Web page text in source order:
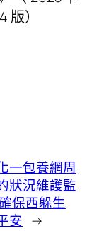
版）
一包養網周
狀況維護監
保西躲生
安 →